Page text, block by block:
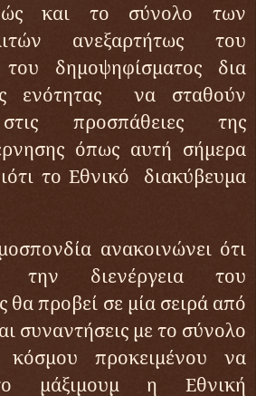
και το σύνολο των
ανεξαρτήτως του
του δημοψηφίσματος δια
ενότητας να σταθούν
προσπάθειες της
όπως αυτή σήμερα
το Εθνικό διακύβευμα
ανακοινώνει ότι
την διενέργεια του
θα προβεί σε μία σειρά από
συναντήσεις με το σύνολο
κόσμου προκειμένου να
μάξιμουμ η Εθνική